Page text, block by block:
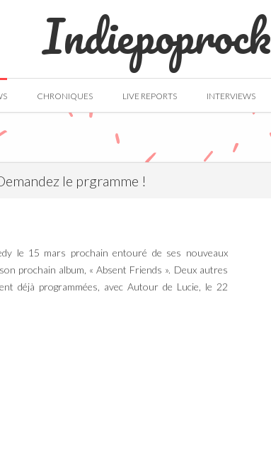
Indiepoprock
CHRONIQUES LIVE REPORTS INTERVIEWS
le prgramme !
le 15 mars prochain entouré de ses nouveaux
prochain album, « Absent Friends ». Deux autres
déjà programmées, avec Autour de Lucie, le 22